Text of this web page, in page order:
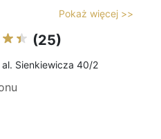
Pokaż więcej >>
(25)
al. Sienkiewicza 40/2